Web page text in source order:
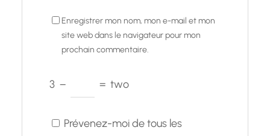
Enregistrer mon nom, mon e-mail et mon
site web dans le navigateur pour mon
prochain commentaire.
3 − = two
Prévenez-moi de tous les